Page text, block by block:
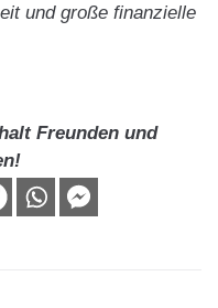
und große finanzielle
Freunden und